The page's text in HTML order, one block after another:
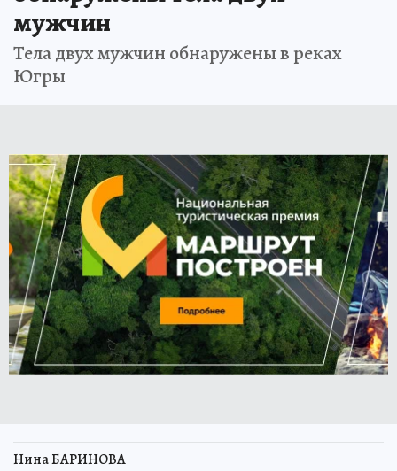
мужчин
Тела двух мужчин обнаружены в реках
Югры
Нина БАРИНОВА